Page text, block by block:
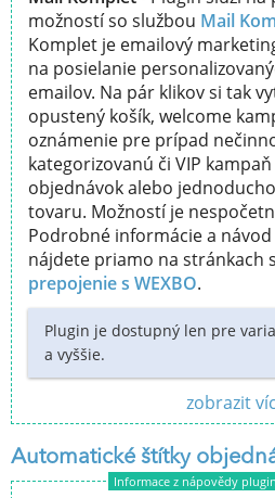
možností so službou Mail
Komplet je emailový
na posielanie
emailov. Na pár klikov si tak
opustený košík, welcome
oznámenie pre prípad
kategorizovanú či VIP
objednávok alebo
tovaru. Možností je
Podrobné informácie a
nájdete priamo na stránkach
prepojenie s WEXBO.
Plugin je dostupný len pre
a vyššie.
zobrazit
Automatické štítky
Informace z nápovědy